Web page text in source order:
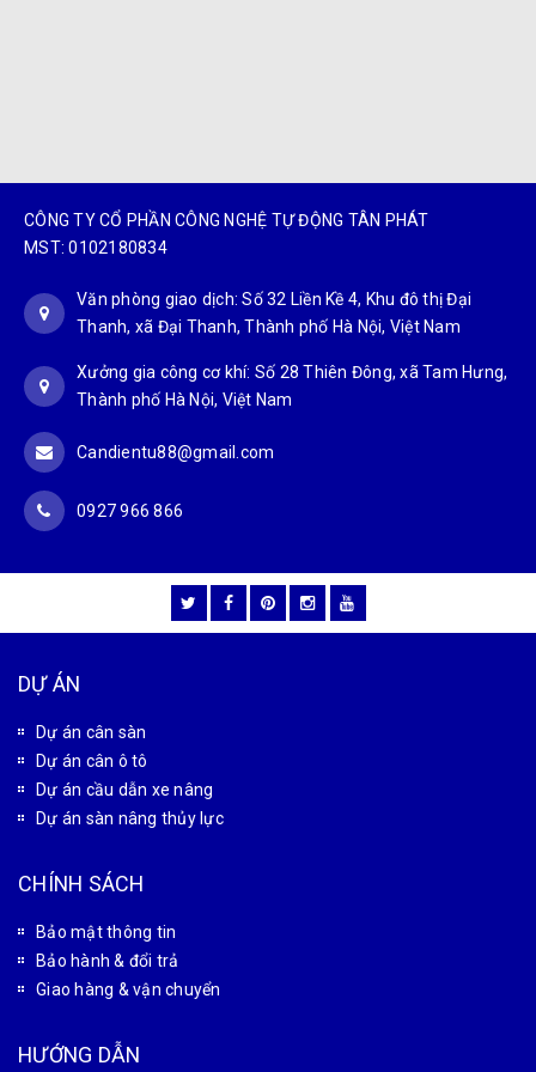
CÔNG TY CỔ PHẦN CÔNG NGHỆ TỰ ĐỘNG TÂN PHÁT
MST: 0102180834
Văn phòng giao dịch: Số 32 Liền Kề 4, Khu đô thị Đại
Thanh, xã Đại Thanh, Thành phố Hà Nội, Việt Nam
Xưởng gia công cơ khí: Số 28 Thiên Đông, xã Tam Hưng,
Thành phố Hà Nội, Việt Nam
Candientu88@gmail.com
0927 966 866
DỰ ÁN
Dự án cân sàn
Dự án cân ô tô
Dự án cầu dẫn xe nâng
Dự án sàn nâng thủy lực
CHÍNH SÁCH
Bảo mật thông tin
Bảo hành & đổi trả
Giao hàng & vận chuyển
HƯỚNG DẪN